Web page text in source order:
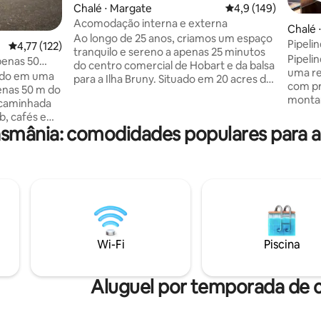
4,77 de uma avaliação média de 5, 122 avaliações
4,77 (122)
50
em uma
50 m do
cafés e
única
é
estar e
Chalé ⋅ Margate 4,9 de uma
4,9 (149)
Acomodação interna e externa
Ao longo de 25 anos, criamos um espaço
tranquilo e sereno a apenas 25 minutos
do centro comercial de Hobart e da balsa
para a Ilha Bruny. Situado em 20 acres de
diferentes de aves e uma abundância de
vida selvagem nativa bem na sua porta.
exterior. A arte exibida está disponível
para compra.
Chalé
uma
com
Fi
sol.
comodidades populares para
Wi-Fi Piscina
Aluguel por temporada de